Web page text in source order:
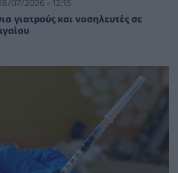
07/2026 - 12:15
γιατρούς και νοσηλευτές σε